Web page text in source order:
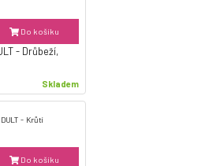
Do košíku
- Drůbeží,
Skladem
Do košíku